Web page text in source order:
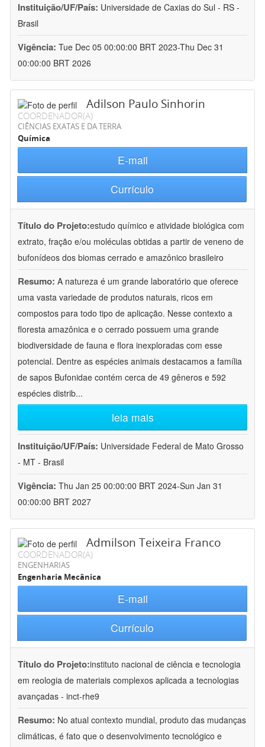
Instituição/UF/País: Universidade de Caxias do Sul - RS -
Brasil
Vigência: Tue Dec 05 00:00:00 BRT 2023-Thu Dec 31
00:00:00 BRT 2026
Adilson Paulo Sinhorin
COORDENADOR(A)
CIÊNCIAS EXATAS E DA TERRA
Química
E-mail
Currículo
Título do Projeto:estudo químico e atividade biológica com
extrato, fração e/ou moléculas obtidas a partir de veneno de
bufonídeos dos biomas cerrado e amazônico brasileiro
Resumo: A natureza é um grande laboratório que oferece
uma vasta variedade de produtos naturais, ricos em
compostos para todo tipo de aplicação. Nesse contexto a
floresta amazônica e o cerrado possuem uma grande
biodiversidade de fauna e flora inexploradas com esse
potencial. Dentre as espécies animais destacamos a família
de sapos Bufonidae contém cerca de 49 gêneros e 592
espécies distrib...
leia mais
Instituição/UF/País: Universidade Federal de Mato Grosso
- MT - Brasil
Vigência: Thu Jan 25 00:00:00 BRT 2024-Sun Jan 31
00:00:00 BRT 2027
Admilson Teixeira Franco
COORDENADOR(A)
ENGENHARIAS
Engenharia Mecânica
E-mail
Currículo
Título do Projeto:instituto nacional de ciência e tecnologia
em reologia de materiais complexos aplicada a tecnologias
avançadas - inct-rhe9
Resumo: No atual contexto mundial, produto das mudanças
climáticas, é fato que o desenvolvimento tecnológico e